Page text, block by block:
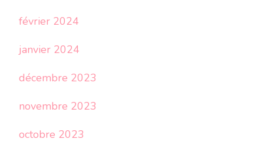
février 2024
janvier 2024
décembre 2023
novembre 2023
octobre 2023